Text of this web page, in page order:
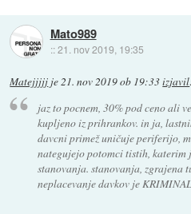
Mato989
::21. nov 2019, 19:35
Matejjjjj je 21. nov 2019 ob 19:33izjavil
jaz to pocnem, 30% pod ceno ali
kupljeno iz prihrankov. in ja,
davcni primež uničuje periferijo,
nategujejo potomci tistih, katerim
stanovanja. stanovanja, zgrajena
neplacevanje davkov je